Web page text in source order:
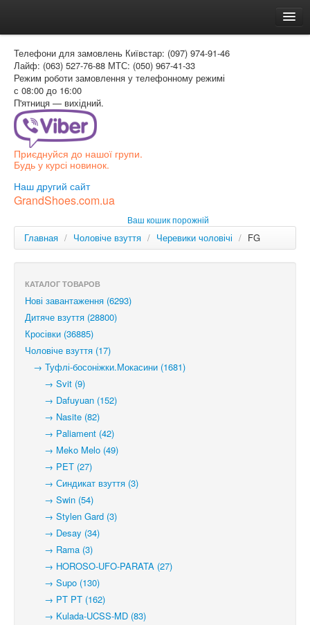
Доставка и оплата
Как заказать
Контакти
Таблиця розмірів
Вхід для покупця
РОС
Телефони для замовлень Київстар: (097) 974-91-46
Лайф: (063) 527-76-88 МТС: (050) 967-41-33
Режим роботи замовлення у телефонному режимі
с 08:00 до 16:00
П'ятниця — вихідний.
Приєднуйся до нашої групи.
Будь у курсі новинок.
Наш другий сайт
GrandShoes.com.ua
Ваш кошик порожній
Главная / Чоловіче взуття / Черевики чоловічі / FG
КАТАЛОГ ТОВАРОВ
Нові завантаження (6293)
Дитяче взуття (28800)
Кросівки (36885)
Чоловіче взуття (17)
→ Туфлі-босоніжки.Мокасини (1681)
→ Svit (9)
→ Dafuyuan (152)
→ Nasite (82)
→ Paliament (42)
→ Meko Melo (49)
→ PET (27)
→ Синдикат взуття (3)
→ Swin (54)
→ Stylen Gard (3)
→ Desay (34)
→ Rama (3)
→ HOROSO-UFO-PARATA (27)
→ Supo (130)
→ PT PT (162)
→ Kulada-UCSS-MD (83)